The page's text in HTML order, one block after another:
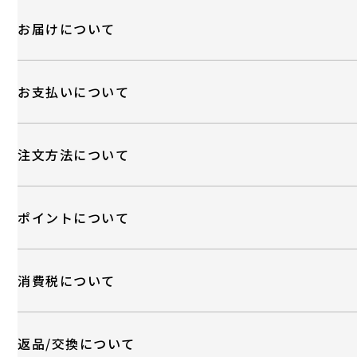
お届けについて
お支払いについて
注文方法について
ポイントについて
消費税について
返品/交換について